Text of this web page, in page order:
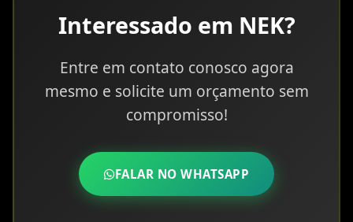
Interessado em NEK?
Entre em contato conosco agora
mesmo e solicite um orçamento sem
compromisso!
FALAR NO WHATSAPP